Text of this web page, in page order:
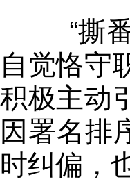
“撕番
自觉恪守
积极主动
因署名排
时纠偏，